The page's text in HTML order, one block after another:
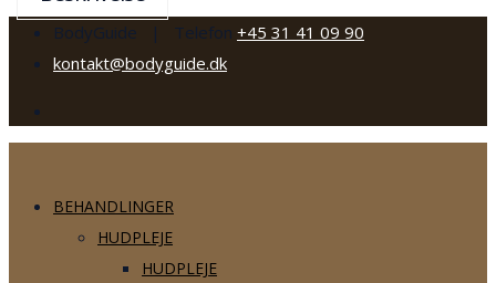
BodyGuide | Telefon +45 31 41 09 90
kontakt@bodyguide.dk
BEHANDLINGER
HUDPLEJE
HUDPLEJE